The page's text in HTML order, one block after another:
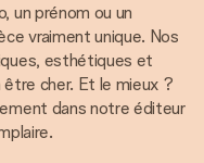
un prénom ou un
vraiment unique. Nos
esthétiques et
cher. Et le mieux ?
dans notre éditeur